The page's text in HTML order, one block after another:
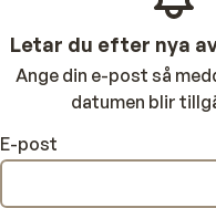
Letar du efter nya
Ange din e-post så
datumen blir
E-post